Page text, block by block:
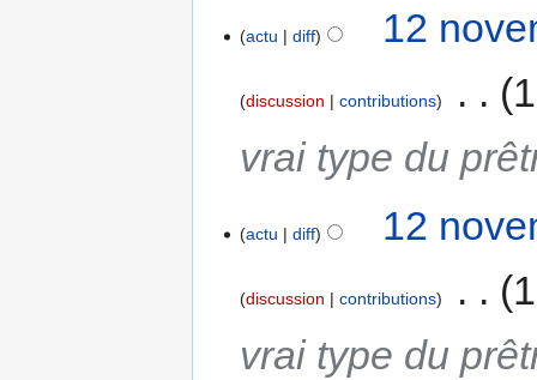
actu diff 12
discussion contributions
vrai type du
actu diff 12
discussion contributions
vrai type du